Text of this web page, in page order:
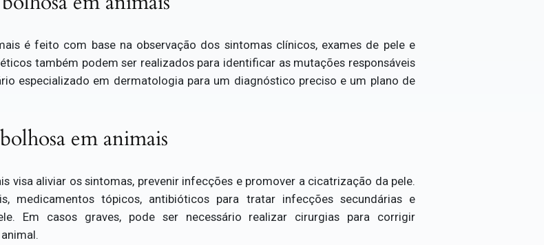
é feito com base na observação dos sintomas clínicos, exames de pele e
também podem ser realizados para identificar as mutações responsáveis
especializado em dermatologia para um diagnóstico preciso e um plano de
em animais
visa aliviar os sintomas, prevenir infecções e promover a cicatrização da pele.
medicamentos tópicos, antibióticos para tratar infecções secundárias e
Em casos graves, pode ser necessário realizar cirurgias para corrigir